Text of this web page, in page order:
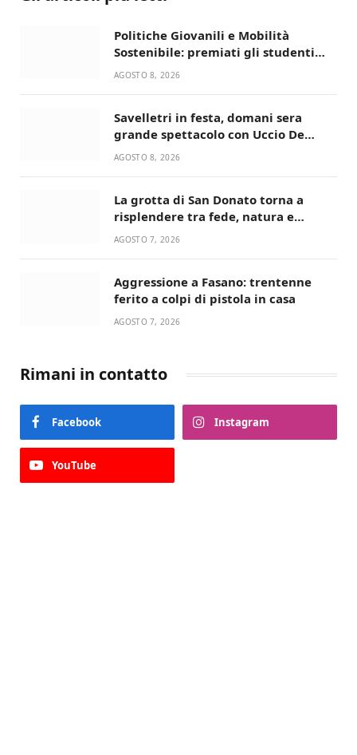
Politiche Giovanili e Mobilità
Sostenibile: premiati gli studenti
universitari del bando “La strada
AGOSTO 8, 2026
Savelletri in festa, domani sera
grande spettacolo con Uccio De
Santis
AGOSTO 8, 2026
La grotta di San Donato torna a
risplendere tra fede, natura e
devozione
AGOSTO 7, 2026
Aggressione a Fasano: trentenne
ferito a colpi di pistola in casa
AGOSTO 7, 2026
Rimani in contatto
Facebook Instagram
YouTube